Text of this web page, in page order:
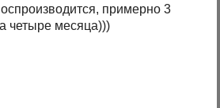
примерно 3
четыре месяца)))